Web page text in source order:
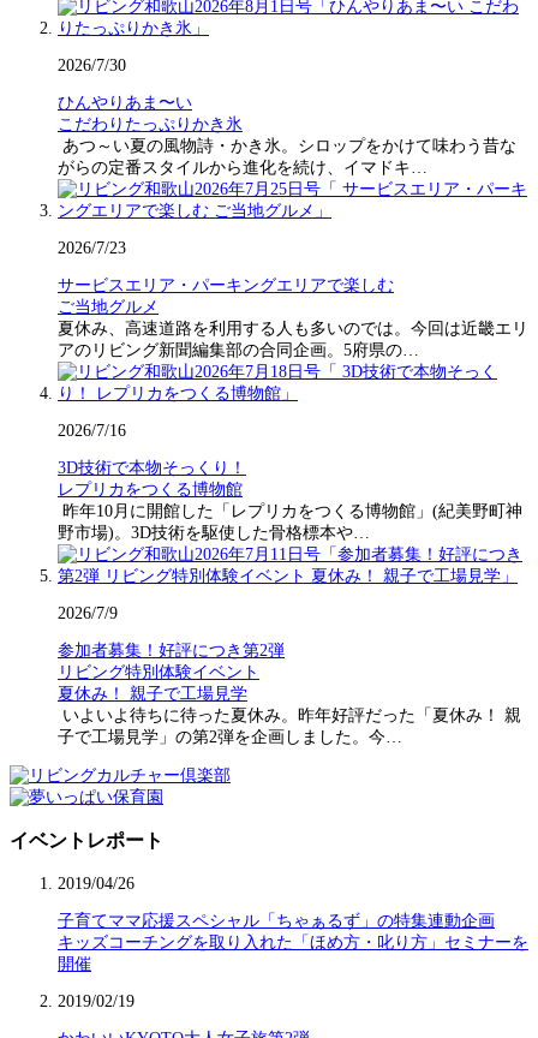
2026/7/30
ひんやりあま〜い
こだわりたっぷりかき氷
あつ～い夏の風物詩・かき氷。シロップをかけて味わう昔な
がらの定番スタイルから進化を続け、イマドキ…
2026/7/23
サービスエリア・パーキングエリアで楽しむ
ご当地グルメ
夏休み、高速道路を利用する人も多いのでは。今回は近畿エリ
アのリビング新聞編集部の合同企画。5府県の…
2026/7/16
3D技術で本物そっくり！
レプリカをつくる博物館
昨年10月に開館した「レプリカをつくる博物館」(紀美野町神
野市場)。3D技術を駆使した骨格標本や…
2026/7/9
参加者募集！好評につき第2弾
リビング特別体験イベント
夏休み！ 親子で工場見学
いよいよ待ちに待った夏休み。昨年好評だった「夏休み！ 親
子で工場見学」の第2弾を企画しました。今…
イベントレポート
2019/04/26
子育てママ応援スペシャル「ちゃぁるず」の特集連動企画
キッズコーチングを取り入れた「ほめ方・叱り方」セミナーを
開催
2019/02/19